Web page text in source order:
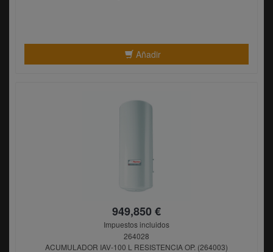
Añadir
949,850 €
Impuestos incluidos
264028
ACUMULADOR IAV-100 L RESISTENCIA OP. (264003)